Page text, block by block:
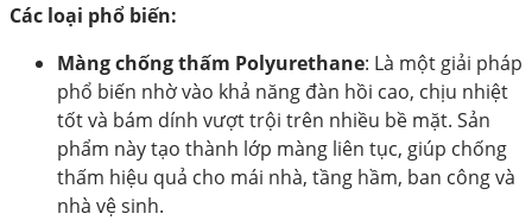
Các loại phổ biến:
Màng chống thấm Polyurethane: Là một giải pháp
phổ biến nhờ vào khả năng đàn hồi cao, chịu nhiệt
tốt và bám dính vượt trội trên nhiều bề mặt. Sản
phẩm này tạo thành lớp màng liên tục, giúp chống
thấm hiệu quả cho mái nhà, tầng hầm, ban công và
nhà vệ sinh.